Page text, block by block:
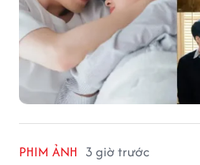
PHIM ẢNH 3 giờ trước